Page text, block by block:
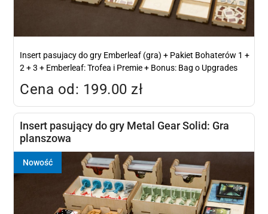
Insert pasujacy do gry Emberleaf (gra) + Pakiet Bohaterów 1 +
2 + 3 + Emberleaf: Trofea i Premie + Bonus: Bag o Upgrades
Cena od: 199.00 zł
Insert pasujący do gry Metal Gear Solid: Gra
planszowa
Nowość